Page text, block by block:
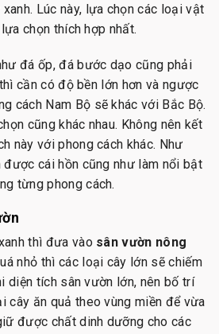
Lúc này, lựa chọn các loại vật
chọn thích hợp nhất.
đá ốp, đá bước dạo cũng phải
cần có độ bền lớn hơn và ngược
cách Nam Bộ sẽ khác với Bắc Bộ.
cũng khác nhau. Không nên kết
này với phong cách khác. Như
được cái hồn cũng như làm nổi bật
từng phong cách.
thì đưa vào sân vườn nông
nhỏ thì các loại cây lớn sẽ chiếm
diện tích sân vườn lớn, nên bố trí
cây ăn quả theo vùng miền để vừa
được chất dinh dưỡng cho các